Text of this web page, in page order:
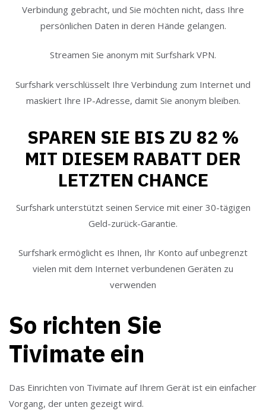
Verbindung gebracht, und Sie möchten nicht, dass Ihre
persönlichen Daten in deren Hände gelangen.
Streamen Sie anonym mit Surfshark VPN.
Surfshark verschlüsselt Ihre Verbindung zum Internet und
maskiert Ihre IP-Adresse, damit Sie anonym bleiben.
SPAREN SIE BIS ZU 82 %
MIT DIESEM RABATT DER
LETZTEN CHANCE
Surfshark unterstützt seinen Service mit einer 30-tägigen
Geld-zurück-Garantie.
Surfshark ermöglicht es Ihnen, Ihr Konto auf unbegrenzt
vielen mit dem Internet verbundenen Geräten zu
verwenden
So richten Sie
Tivimate ein
Das Einrichten von Tivimate auf Ihrem Gerät ist ein einfacher
Vorgang, der unten gezeigt wird.